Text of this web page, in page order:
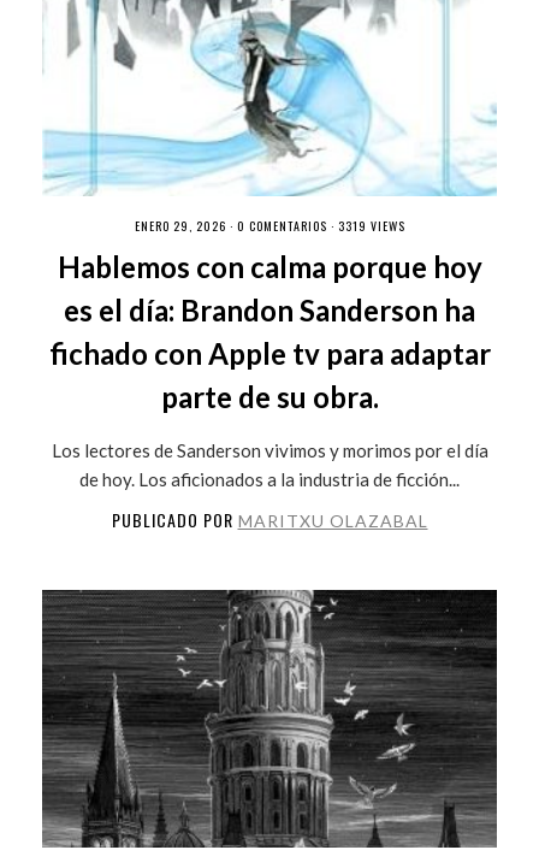
ENERO 29, 2026 · 0 COMENTARIOS · 3319 VIEWS
Hablemos con calma porque hoy
es el día: Brandon Sanderson ha
fichado con Apple tv para adaptar
parte de su obra.
Los lectores de Sanderson vivimos y morimos por el día
de hoy. Los aficionados a la industria de ficción...
PUBLICADO POR MARITXU OLAZABAL